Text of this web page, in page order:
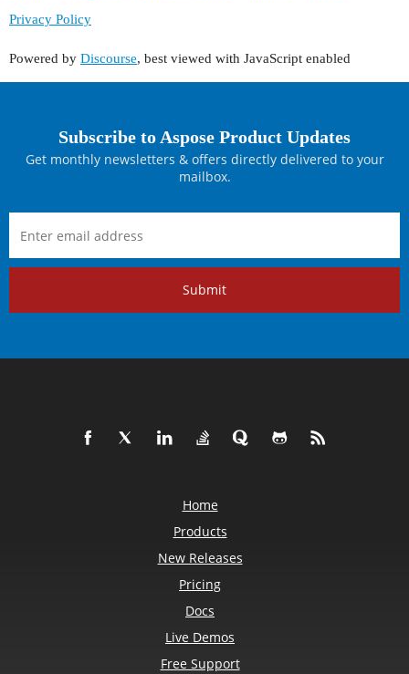
Privacy Policy
Powered by Discourse, best viewed with JavaScript enabled
Subscribe to Aspose Product Updates
Get monthly newsletters & offers directly delivered to your
mailbox.
Submit
Home
Products
New Releases
Pricing
Docs
Live Demos
Free Support